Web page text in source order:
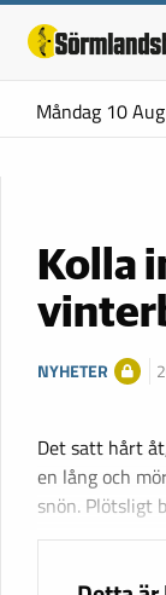
Måndag 10 Aug
Kolla
NYHETER
Det satt hårt
en lång och
snön. Plötsligt